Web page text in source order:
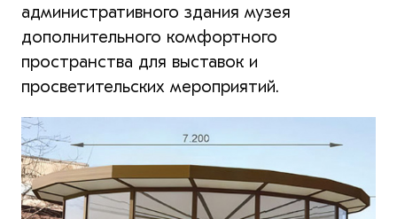
административного здания музея
дополнительного комфортного
пространства для выставок и
просветительских мероприятий.